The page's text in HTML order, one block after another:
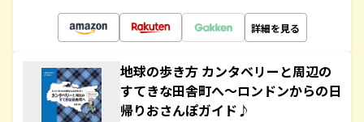
詳細を見る
地球の歩き方 カンタベリーと周辺の
すてきな田舎町へ～ロンドンからの日
帰りおさんぽガイド♪